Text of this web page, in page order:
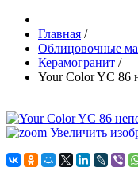
Главная /
Облицовочные
Керамогранит /
Your Color YC 86
Увеличить